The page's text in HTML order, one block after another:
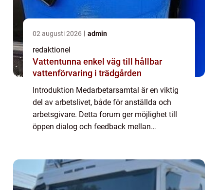
02 augusti 2026 admin
redaktionel
Vattentunna enkel väg till hållbar
vattenförvaring i trädgården
Introduktion Medarbetarsamtal är en viktig
del av arbetslivet, både för anställda och
arbetsgivare. Detta forum ger möjlighet till
öppen dialog och feedback mellan
översikt...